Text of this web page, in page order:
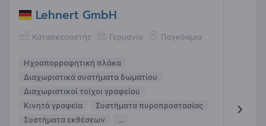
Lehnert GmbH
Κατασκευαστής Γερμανία Παγκόσμια
Ηχοαπορροφητική πλάκα
Διαχωριστικά συστήματα δωματίου
Διαχωριστικοί τοίχοι γραφείου
Κινητά γραφεία
Συστήματα πυροπροστασίας
Συστήματα εκθέσεων
...